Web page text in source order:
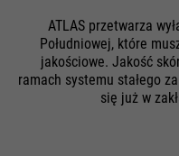
Żywotność
6
Cel
Żywotność
Czas
pliki
ATLAS przetwarza
Południowej, które
jakościowe. Jakość
ramach systemu stałego
się już w